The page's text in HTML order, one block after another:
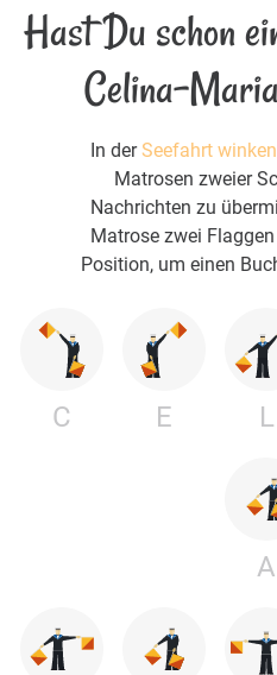
Hast Du schon
Celina-
In derSeefahrt winken
Matrosen zweier
Nachrichten zu
Matrose zwei
Position, um einen
C E L
A